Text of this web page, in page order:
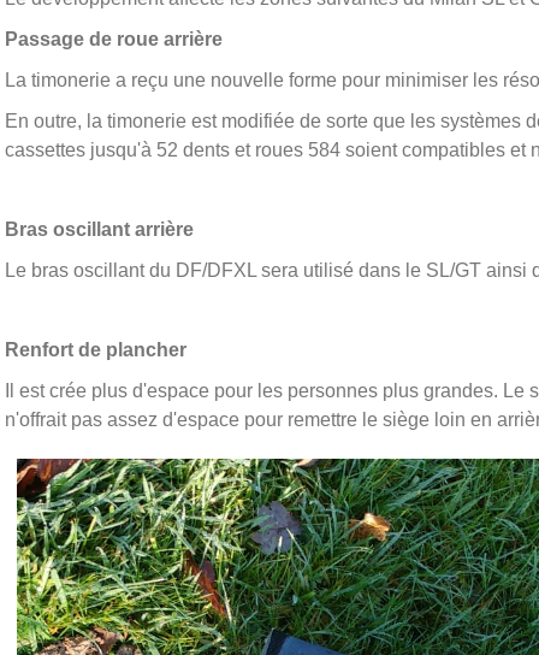
Passage de roue arrière
La timonerie a reçu une nouvelle forme pour minimiser les
En outre, la timonerie est modifiée de sorte que les systèmes
cassettes jusqu'à 52 dents et roues 584 soient compatibles et
Bras oscillant arrière
Le bras oscillant du DF/DFXL sera utilisé dans le SL/GT
Renfort de plancher
Il est crée plus d'espace pour les personnes plus grandes.
n'offrait pas assez d'espace pour remettre le siège loin en